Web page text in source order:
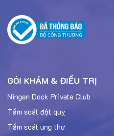
GÓI KHÁM & ĐIỀU TRỊ
Ningen Dock Private Club
Tầm soát đột quỵ
Tầm soát ung thư